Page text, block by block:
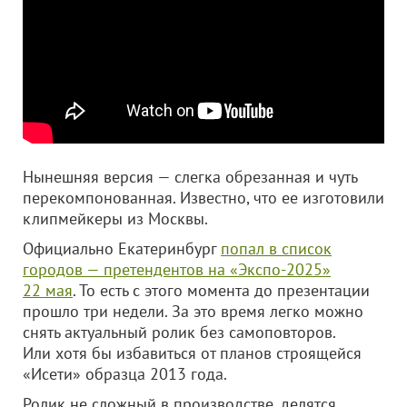
Нынешняя версия — слегка обрезанная и чуть
перекомпонованная. Известно, что ее изготовили
клипмейкеры из Москвы.
Официально Екатеринбург попал в список
городов — претендентов на «Экспо-2025»
22 мая. То есть с этого момента до презентации
прошло три недели. За это время легко можно
снять актуальный ролик без самоповторов.
Или хотя бы избавиться от планов строящейся
«Исети» образца 2013 года.